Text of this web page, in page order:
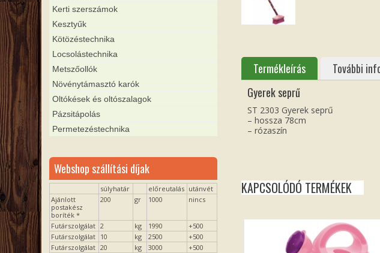
Termékleírás
További
Gyerek seprű
ST 2303 Gyerek seprű
– hossza 78cm
– rózaszín
KAPCSOLÓDÓ TERMÉKEK
Kerti szerszámok
Kesztyűk
Kötözéstechnika
Locsolástechnika
Metszőollók
Növénytámasztó karók
Oltókések és oltószalagok
Pázsitápolás
Permetezéstechnika
Webshop szállítási díjak
súlyhatár előreutalás utánvét
Ajánlott
postakész
boríték *
200 gr 1000 nincs
Futárszolgálat 2 kg 1990
+500
Futárszolgálat 10 kg 2500
+500
Futárszolgálat 20 kg 3000
+500